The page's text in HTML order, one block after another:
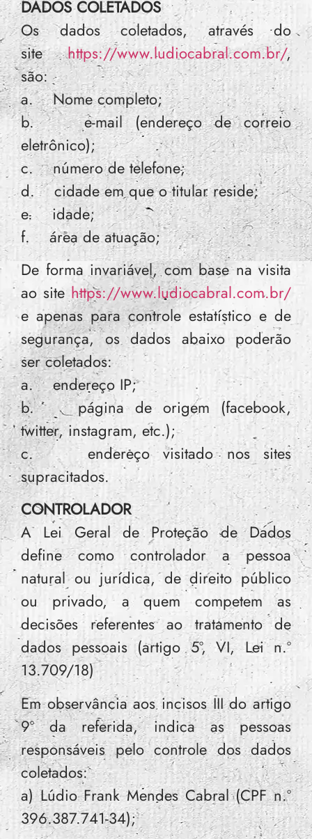
DADOS COLETADOS
Os dados coletados, através do
sitehttps://www.ludiocabral.com.br/,
são:
a. Nome completo;
b. e-mail (endereço de correio
eletrônico);
c. número de telefone;
d. cidade em que o titular reside;
e. idade;
f. área de atuação;
De forma invariável, com base na visita
ao site https://www.ludiocabral.com.br/
e apenas para controle estatístico e de
segurança, os dados abaixo poderão
ser coletados:
a. endereço IP;
b. página de origem (facebook,
twitter, instagram, etc.);
c. endereço visitado nos sites
supracitados.
CONTROLADOR
A Lei Geral de Proteção de Dados
define como controlador a pessoa
natural ou jurídica, de direito público
ou privado, a quem competem as
decisões referentes ao tratamento de
dados pessoais (artigo 5º, VI, Lei n.º
13.709/18)
Em observância aos incisos III do artigo
9º da referida, indica as pessoas
responsáveis pelo controle dos dados
coletados:
a) Lúdio Frank Mendes Cabral (CPF n.º
396.387.741-34);